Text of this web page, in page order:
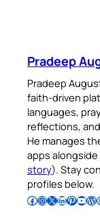
Pradeep
Pradeep
faith-driven
languages,
reflections,
He manages
apps
story). Stay
profiles below.
Follow Pradeep on Facebook Follow Pradeep on InstagramFollow Pradeep on X Follow Pradeep on LinkedIn Follow Pradeep on Pinterest Subscribe to Pradeep’s Youtube Channel Follow Pradeep on WordPress Follow